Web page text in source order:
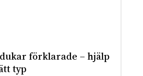
förklarade – hjälp
typ